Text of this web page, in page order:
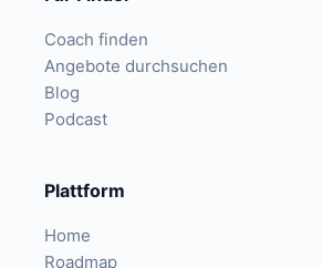
Coach finden
Angebote durchsuchen
Blog
Podcast
Plattform
Home
Roadmap